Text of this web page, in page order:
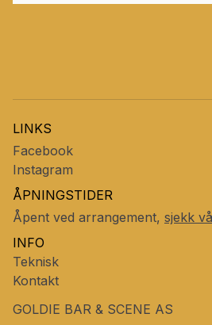
LINKS
Facebook
Instagram
ÅPNINGSTIDER
Åpent ved arrangement, sjekk
INFO
Teknisk
Kontakt
GOLDIE BAR & SCENE AS